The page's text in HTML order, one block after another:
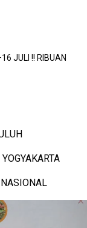
JULI !! RIBUAN
BUMI